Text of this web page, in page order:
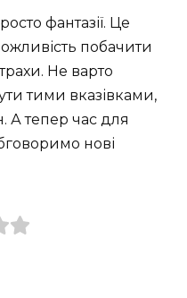
фантазії. Це
побачити
Не варто
тими вказівками,
А тепер час для
нові